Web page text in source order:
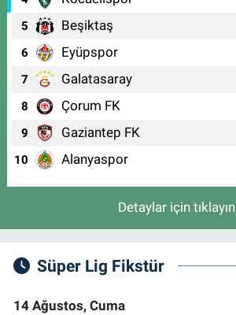
5 Beşiktaş
6 Eyüpspor
7 Galatasaray
8 Çorum FK
9 Gaziantep FK
10 Alanyaspor
Detaylar için tıklayın
Süper Lig Fikstür
14 Ağustos, Cuma